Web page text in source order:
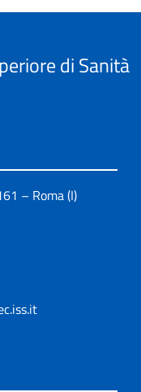
di Sanità
– Roma (I)